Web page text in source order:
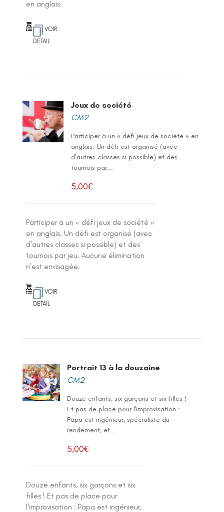
en anglais.
VOIR
DETAIL
Jeux de société
CM2
Participer à un « défi jeux de société » en
anglais. Un défi est organisé (avec
d’autres classes si possible) et des
tournois par...
5,00€
Participer à un « défi jeux de société »
en anglais. Un défi est organisé (avec
d’autres classes si possible) et des
tournois par jeu. Aucune élimination
n’est envisagée.
VOIR
DETAIL
Portrait 13 à la douzaine
CM2
Douze enfants, six garçons et six filles !
Et pas de place pour l'improvisation :
Papa est ingénieur, spécialiste du
rendement, et...
5,00€
Douze enfants, six garçons et six
filles ! Et pas de place pour
l'improvisation : Papa est ingénieur,